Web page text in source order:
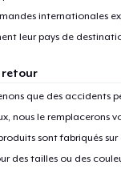
internationales
leur pays de
retour
que des accidents
nous le remplacerons
sont fabriqués
des tailles ou des